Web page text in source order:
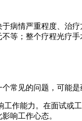
病情严重程度、治
等；整个疗程光疗
常见的问题，可能
工作能力。在面试或
响工作心态。